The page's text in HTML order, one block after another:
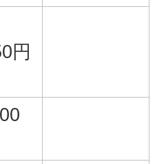
円